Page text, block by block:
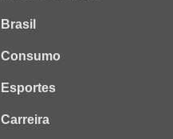
Brasil
Consumo
Esportes
Carreira